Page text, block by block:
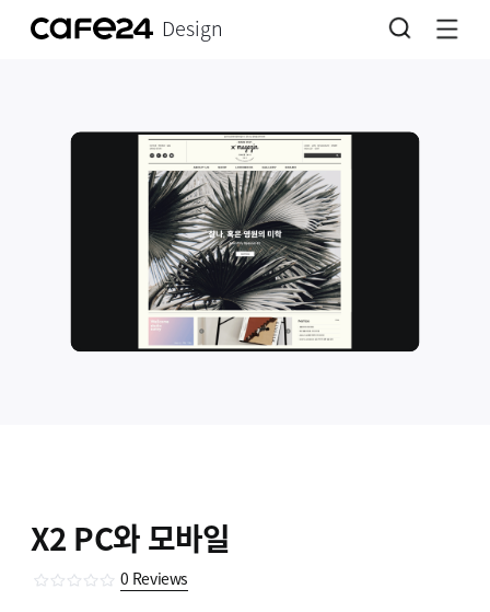
Design
X2 PC와 모바일
0 Reviews